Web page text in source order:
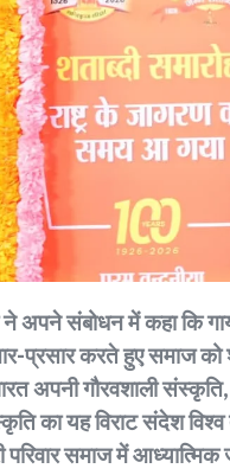
ने अपने संबोधन में कहा कि
प्रसार करते हुए समाज को
अपनी गौरवशाली संस्कृति,
का यह विराट संदेश
परिवार समाज में